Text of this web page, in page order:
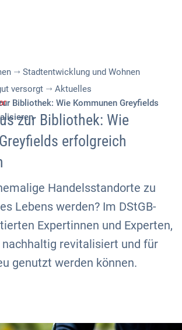
Stadtentwicklung und Wohnen
versorgt
Aktuelles
Bibliothek: Wie Kommunen Greyfields
zur Bibliothek: Wie
erfolgreich
Handelsstandorte zu
Lebens werden? Im DStGB-
Expertinnen und Experten,
revitalisiert und für
genutzt werden können.